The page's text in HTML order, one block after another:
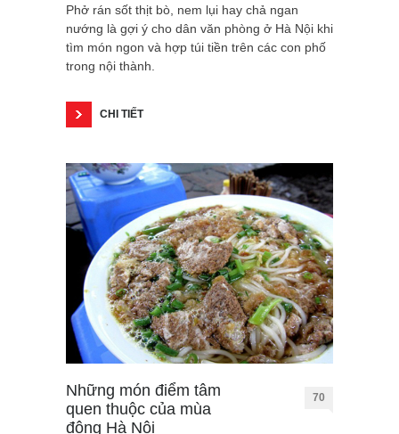
Phở rán sốt thịt bò, nem lụi hay chả ngan
nướng là gợi ý cho dân văn phòng ở Hà Nội khi
tìm món ngon và hợp túi tiền trên các con phố
trong nội thành.
CHI TIẾT
Những món điểm tâm
quen thuộc của mùa
đông Hà Nội
70